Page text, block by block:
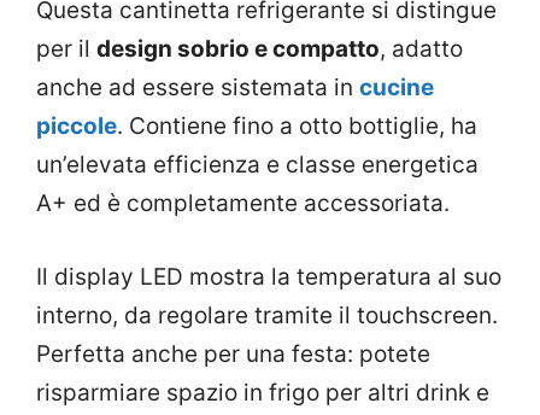
Questa cantinetta refrigerante si distingue
per il design sobrio e compatto, adatto
anche ad essere sistemata in cucine
piccole. Contiene fino a otto bottiglie, ha
un’elevata efficienza e classe energetica
A+ ed è completamente accessoriata.
Il display LED mostra la temperatura al suo
interno, da regolare tramite il touchscreen.
Perfetta anche per una festa: potete
risparmiare spazio in frigo per altri drink e